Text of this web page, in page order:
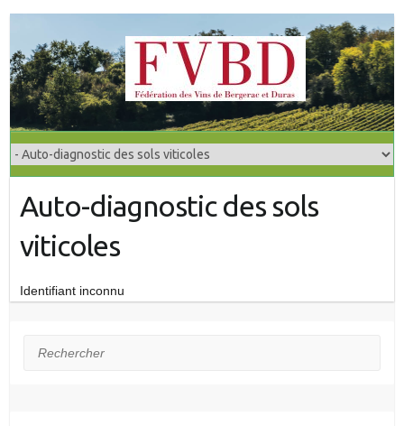
Auto-diagnostic des sols
viticoles
Identifiant inconnu
Rechercher